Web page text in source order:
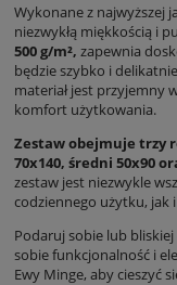
Wykonane z najwyższej
niezwykłą miękkością i
500 g/m², zapewnia
będzie szybko i
materiał jest przyjemny
komfort użytkowania.
Zestaw obejmuje trzy
70x140, średni 50x90
zestaw jest niezwykle
codziennego użytku, jak
Podaruj sobie lub
sobie funkcjonalność i
Ewy Minge, aby cieszyć